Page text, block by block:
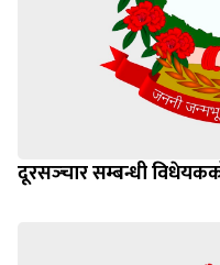
दूरसञ्‍चार सम्बन्धी